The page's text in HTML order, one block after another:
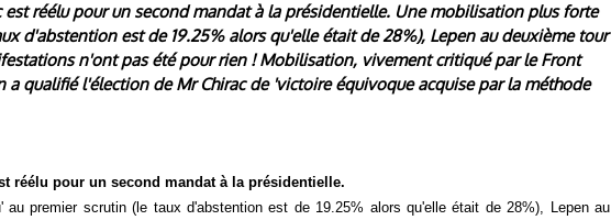
est réélu pour un second mandat à la présidentielle. Une mobilisation plus forte
d'abstention est de 19.25% alors qu'elle était de 28%), Lepen au deuxième tour
n'ont pas été pour rien ! Mobilisation, vivement critiqué par le Front
a qualifié l'élection de Mr Chirac de 'victoire équivoque acquise par la méthode
réélu pour un second mandat à la présidentielle.
au premier scrutin (le taux d'abstention est de 19.25% alors qu'elle était de 28%), Lepen au